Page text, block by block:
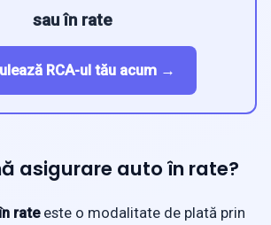
sau în rate
RCA-ul tău acum →
asigurare auto în rate?
rateeste o modalitate de plată prin